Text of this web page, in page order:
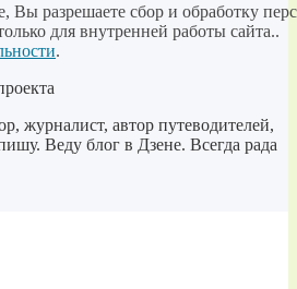
Вы разрешаете сбор и обработку
для внутренней работы сайта..
.
журналист, автор путеводителей,
Веду блог в Дзене. Всегда рада